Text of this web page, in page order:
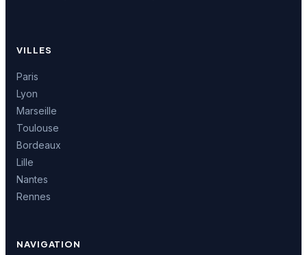
VILLES
Paris
Lyon
Marseille
Toulouse
Bordeaux
Lille
Nantes
Rennes
NAVIGATION